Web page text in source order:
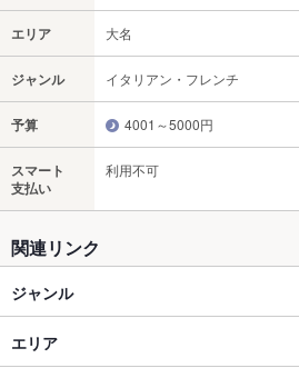
エリア 大名
ジャンル イタリアン・フレンチ
予算 4001～5000円
スマート
支払い
利用不可
関連リンク
ジャンル
イタリアン・フレンチ
エリア